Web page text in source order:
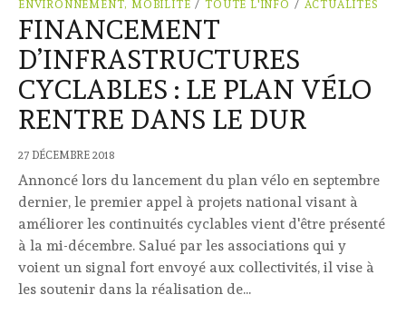
ENVIRONNEMENT, MOBILITÉ / TOUTE L'INFO / ACTUALITÉS
FINANCEMENT
D’INFRASTRUCTURES
CYCLABLES : LE PLAN VÉLO
RENTRE DANS LE DUR
27 DÉCEMBRE 2018
Annoncé lors du lancement du plan vélo en septembre
dernier, le premier appel à projets national visant à
améliorer les continuités cyclables vient d'être présenté
à la mi-décembre. Salué par les associations qui y
voient un signal fort envoyé aux collectivités, il vise à
les soutenir dans la réalisation de...